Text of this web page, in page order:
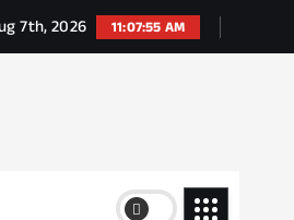
7th, 2026 11:07:56 AM